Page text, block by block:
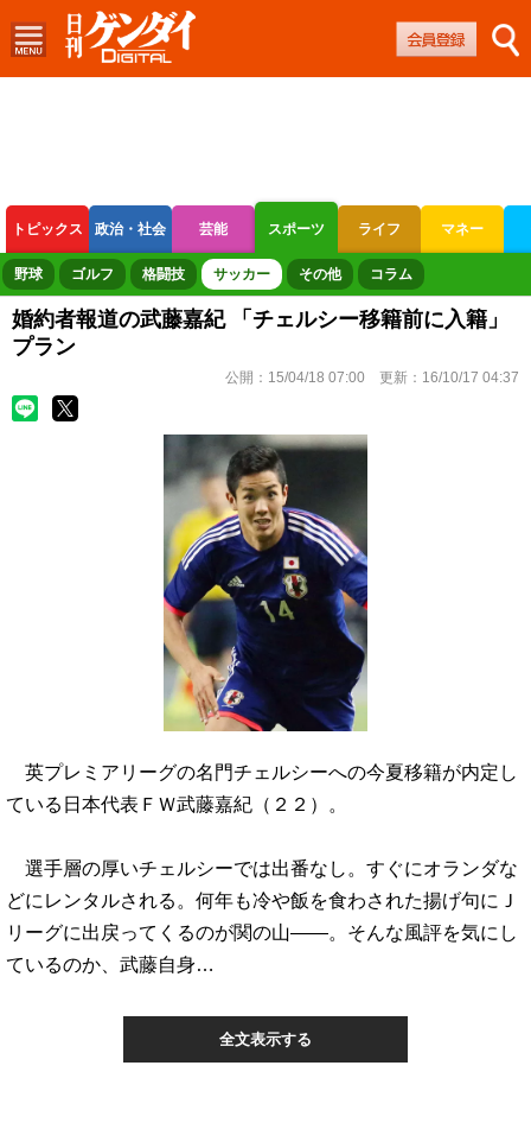
トピックス 政治・社会 芸能 スポーツ ライフ マネー
ボートレース 競輪 オートレース
野球 ゴルフ 格闘技 サッカー その他 コラム
婚約者報道の武藤嘉紀 「チェルシー移籍前に入籍」
プラン
公開： 15/04/18 07:00 更新： 16/10/17 04:37
英プレミアリーグの名門チェルシーへの今夏移籍が内定し
ている日本代表ＦＷ武藤嘉紀（２２）。
選手層の厚いチェルシーでは出番なし。すぐにオランダな
どにレンタルされる。何年も冷や飯を食わされた揚げ句にＪ
リーグに出戻ってくるのが関の山――。そんな風評を気にし
ているのか、武藤自身…
全文表示する